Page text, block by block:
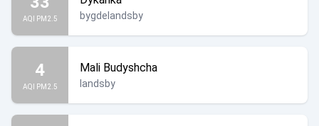
AQI PM2.5 bygdelandsby
4
AQI PM2.5
Mali Budyshcha
landsby